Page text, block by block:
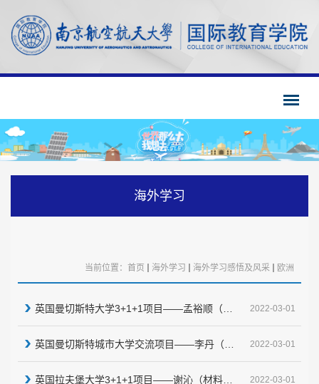
海外学习
当前位置： 首页 海外学习 海外学习感悟及风采 欧洲
英国曼切斯特大学3+1+1项目——孟裕顺（材料科学与工程） 2022-03-01
英国曼切斯特城市大学交流项目——李丹（信息安全） 2022-03-01
英国拉夫堡大学3+1+1项目——谢沁（材料科学与工程） 2022-03-01